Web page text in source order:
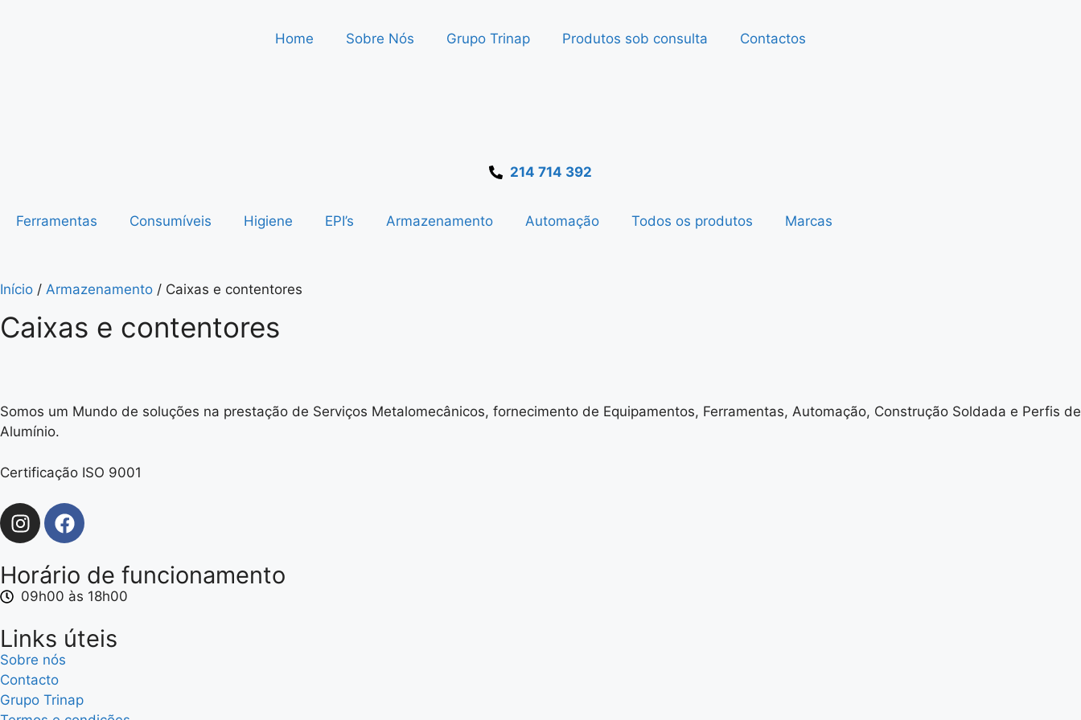
Home Sobre Nós Grupo Trinap Produtos sob consulta Contactos
214 714 392
Ferramentas Consumíveis Higiene EPI’s Armazenamento Automação Todos os produtos Marcas
Início / Armazenamento / Caixas e contentores
Caixas e contentores
Somos um Mundo de soluções na prestação de Serviços Metalomecânicos, fornecimento de Equipamentos, Ferramentas, Automação, Construção Soldada e Perfis de
Alumínio.
Certificação ISO 9001
Horário de funcionamento
09h00 às 18h00
Links úteis
Sobre nós
Contacto
Grupo Trinap